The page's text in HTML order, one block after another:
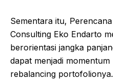
Sementara itu,
Consulting Eko Endarto
berorientasi jangka
dapat menjadi
rebalancing